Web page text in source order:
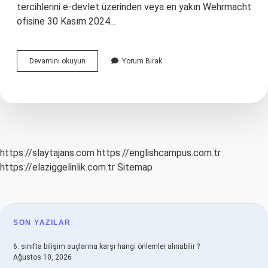
tercihlerini e-devlet üzerinden veya en yakın Wehrmacht
ofisine 30 Kasım 2024…
Devamını okuyun
Şubat
Ne
Yorum Bırak
https://slaytajans.com https://englishcampus.com.tr
https://elaziggelinlik.com.tr Sitemap
SIDEBAR
SON YAZILAR
6. sınıfta bilişim suçlarına karşı hangi önlemler alınabilir ?
Ağustos 10, 2026